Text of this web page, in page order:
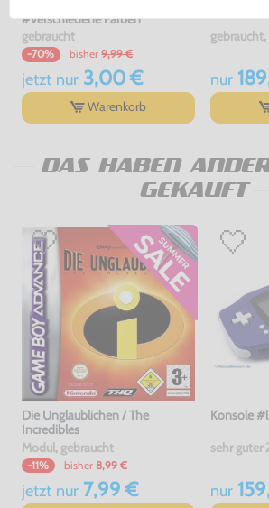
#verschiedene Farben
gebraucht
-70% bisher 9,99 €
jetzt nur3,00 €
Warenkorb
gebraucht,
nur
DAS HABEN
GEKAUFT
Die Unglaublichen / The
Incredibles
Modul, gebraucht
-11% bisher 8,99 €
jetzt nur7,99 €
Konsole
sehr guter
nur